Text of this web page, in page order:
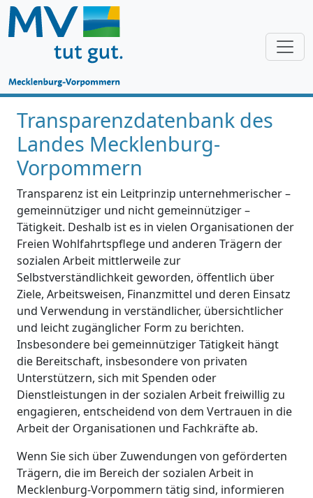
Transparenzdatenbank des
Landes Mecklenburg-
Vorpommern
Transparenz ist ein Leitprinzip unternehmerischer –
gemeinnütziger und nicht gemeinnütziger –
Tätigkeit. Deshalb ist es in vielen Organisationen der
Freien Wohlfahrtspflege und anderen Trägern der
sozialen Arbeit mittlerweile zur
Selbstverständlichkeit geworden, öffentlich über
Ziele, Arbeitsweisen, Finanzmittel und deren Einsatz
und Verwendung in verständlicher, übersichtlicher
und leicht zugänglicher Form zu berichten.
Insbesondere bei gemeinnütziger Tätigkeit hängt
die Bereitschaft, insbesondere von privaten
Unterstützern, sich mit Spenden oder
Dienstleistungen in der sozialen Arbeit freiwillig zu
engagieren, entscheidend von dem Vertrauen in die
Arbeit der Organisationen und Fachkräfte ab.
Wenn Sie sich über Zuwendungen von geförderten
Trägern, die im Bereich der sozialen Arbeit in
Mecklenburg-Vorpommern tätig sind, informieren